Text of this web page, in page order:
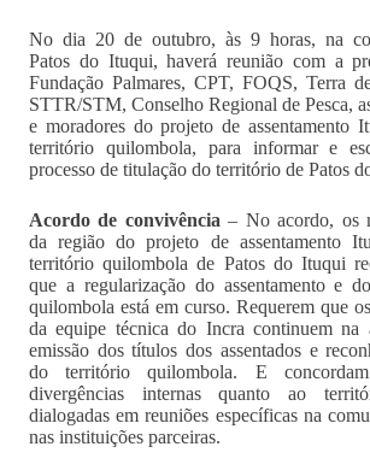
No dia 20 de outubro, às 9 horas, na
Patos do Ituqui, haverá reunião com a
Fundação Palmares, CPT, FOQS, Terra
STTR/STM, Conselho Regional de Pesca,
e moradores do projeto de assentamento
território quilombola, para informar e
processo de titulação do território de Patos
Acordo de convivência – No acordo, os
da região do projeto de assentamento
território quilombola de Patos do Ituqui
que a regularização do assentamento e
quilombola está em curso. Requerem que
da equipe técnica do Incra continuem na
emissão dos títulos dos assentados e
do território quilombola. E
divergências internas quanto ao
dialogadas em reuniões específicas na
nas instituições parceiras.